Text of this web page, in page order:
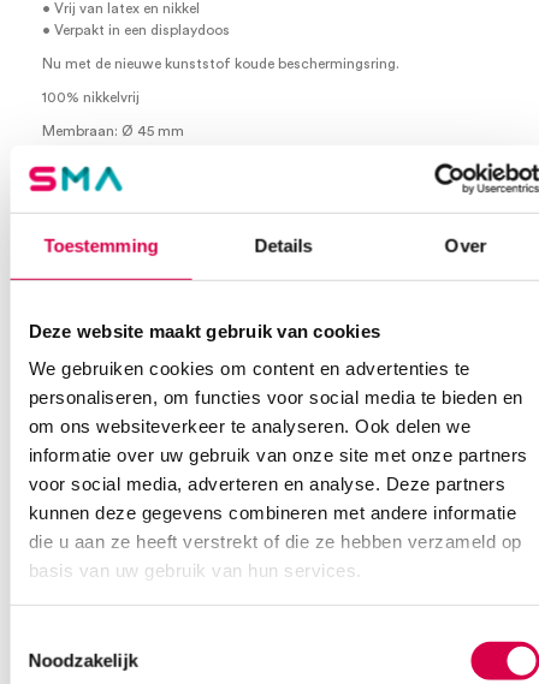
Toestemming Details Over
Deze website maakt gebruik van cookies
We gebruiken cookies om content en advertenties te
personaliseren, om functies voor social media te bieden en
om ons websiteverkeer te analyseren. Ook delen we
informatie over uw gebruik van onze site met onze partners
voor social media, adverteren en analyse. Deze partners
kunnen deze gegevens combineren met andere informatie
die u aan ze heeft verstrekt of die ze hebben verzameld op
basis van uw gebruik van hun services.
Noodzakelijk
• Vrij van latex en nikkel
• Verpakt in een displaydoos
Nu met de nieuwe kunststof koude beschermingsring.
100% nikkelvrij
Membraan: Ø 45 mm
Aantal 1 stuk
Kleur groen
Model double head, economy
onsteriel
Beoordelingen
Er zijn nog geen beoordelingen.
Wees de eerste om “Stethoscoop, double head, economy,
groen (1)” te beoordelen
Waarom Medische Artikelen?
Op voorraad? Vandaag besteld, vandaag verzonden
Vaste klanten, vaste korting
Geen klein order toeslag vanaf €75 bestelwaarde